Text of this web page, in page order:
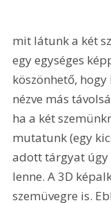
mit látunk a két
egy egységes
köszönhető,
nézve más
ha a két
mutatunk (egy
adott tárgyat úgy
lenne. A 3D
szemüvegre is.